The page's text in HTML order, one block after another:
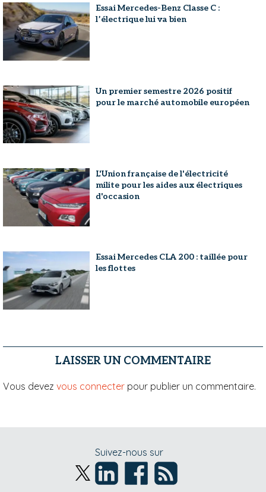
Essai Mercedes-Benz Classe C :
l’électrique lui va bien
Un premier semestre 2026 positif
pour le marché automobile européen
L'Union française de l'électricité
milite pour les aides aux électriques
d'occasion
Essai Mercedes CLA 200 : taillée pour
les flottes
LAISSER UN COMMENTAIRE
Vous devez vous connecter pour publier un commentaire.
Suivez-nous sur